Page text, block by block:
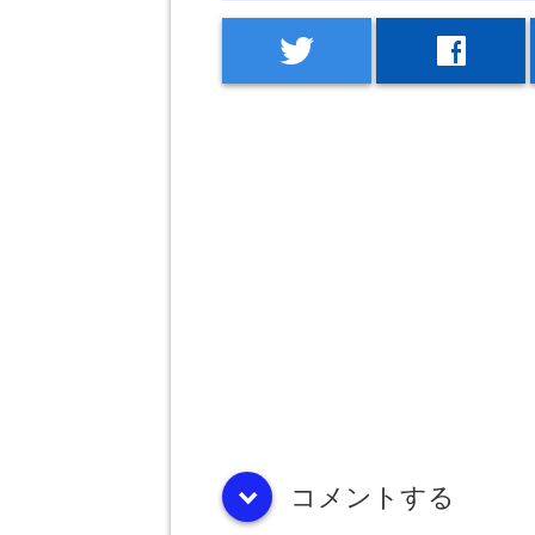
twitter facebook
down コメントする